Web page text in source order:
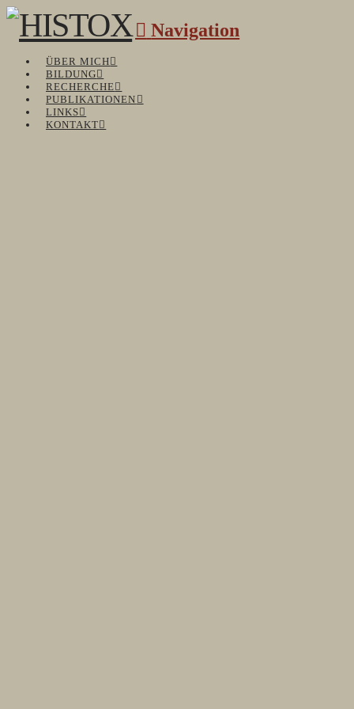
Navigation
ÜBER MICH
BILDUNG
RECHERCHE
PUBLIKATIONEN
LINKS
KONTAKT